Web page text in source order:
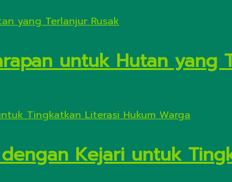
untuk Hutan yang
Kejari untuk